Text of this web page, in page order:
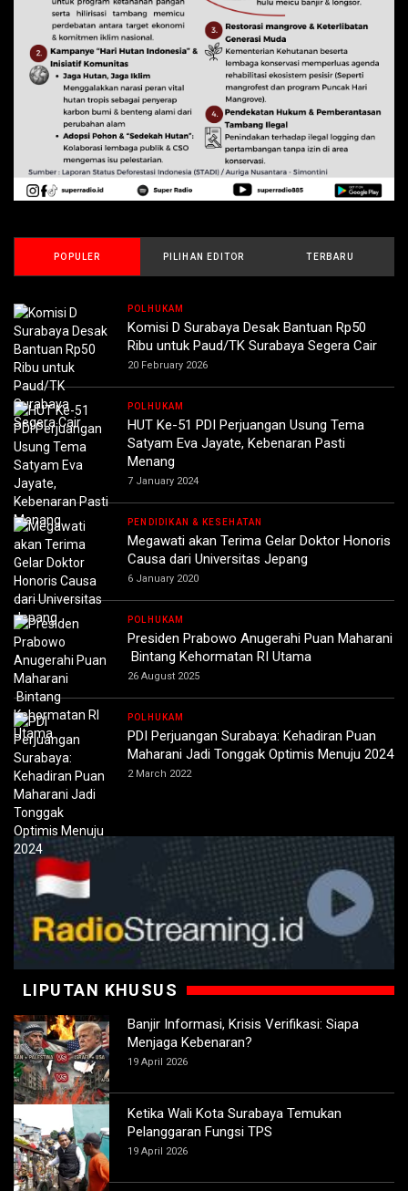
POPULER PILIHAN EDITOR TERBARU
POLHUKAM
Komisi D Surabaya Desak Bantuan Rp50
Ribu untuk Paud/TK Surabaya Segera Cair
20 February 2026
POLHUKAM
HUT Ke-51 PDI Perjuangan Usung Tema
Satyam Eva Jayate, Kebenaran Pasti
Menang
7 January 2024
PENDIDIKAN & KESEHATAN
Megawati akan Terima Gelar Doktor Honoris
Causa dari Universitas Jepang
6 January 2020
POLHUKAM
Presiden Prabowo Anugerahi Puan Maharani
Bintang Kehormatan RI Utama
26 August 2025
POLHUKAM
PDI Perjuangan Surabaya: Kehadiran Puan
Maharani Jadi Tonggak Optimis Menuju 2024
2 March 2022
LIPUTAN KHUSUS
Banjir Informasi, Krisis Verifikasi: Siapa
Menjaga Kebenaran?
19 April 2026
Ketika Wali Kota Surabaya Temukan
Pelanggaran Fungsi TPS
19 April 2026